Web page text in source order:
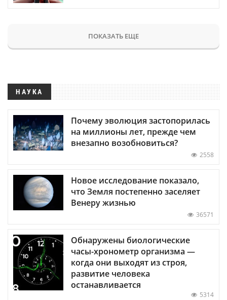
ПОКАЗАТЬ ЕЩЕ
НАУКА
Почему эволюция застопорилась
на миллионы лет, прежде чем
внезапно возобновиться?
2558
Новое исследование показало,
что Земля постепенно заселяет
Венеру жизнью
36571
Обнаружены биологические
часы-хронометр организма —
когда они выходят из строя,
развитие человека
останавливается
5314